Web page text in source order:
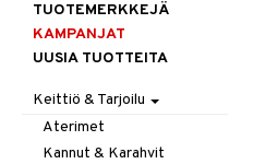
TUOTEMERKKEJÄ
KAMPANJAT
UUSIA TUOTTEITA
Keittiö & Tarjoilu
Aterimet
Kannut & Karahvit